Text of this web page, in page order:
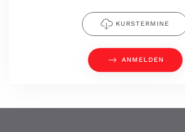
KURSTERMINE
ANMELDEN